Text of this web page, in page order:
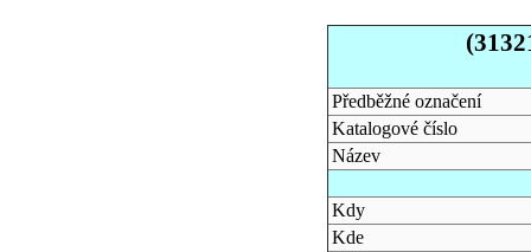
Předběžné označení
Katalogové číslo
Název
Kdy
Kde